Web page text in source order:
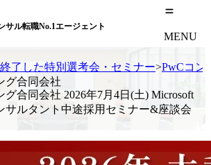
サル転職No.1エージェント
MENU
終了した特別選考会・セミナー>PwCコン
グ合同会社
合同会社 2026年7月4日(土) Microsoft
サルタント中途採用セミナー&座談会